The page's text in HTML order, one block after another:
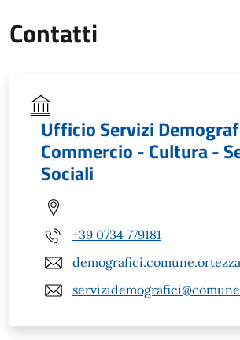
Contatti
Ufficio Servizi
Commercio - Cultura -
Sociali
+39 0734 779181